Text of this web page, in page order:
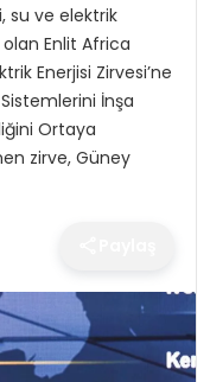
su ve elektrik
Enlit Africa
Enerjisi Zirvesi’ne
İnşa
Ortaya
zirve, Güney